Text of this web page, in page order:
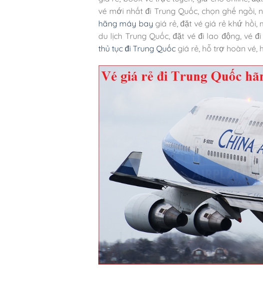
vé mới nhất đi Trung Quốc, chọn ghế ngồi,
hãng máy bay giá rẻ, đặt vé giá rẻ khứ hồi,
du lịch Trung Quốc, đặt vé đi lao động, vé
thủ tục đi Trung Quốc giá rẻ, hỗ trợ hoàn vé,